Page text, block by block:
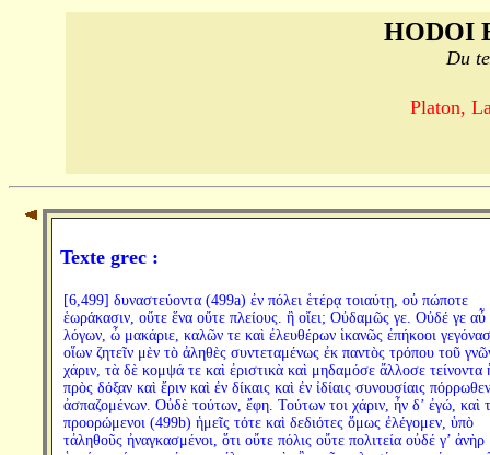
HODOI
Du
Platon,
Texte grec :
[6,499] δυναστεύοντα (499a) ἐν πόλει ἑτέρᾳ τοιαύτῃ, οὐ πώποτε
ἑωράκασιν, οὔτε ἕνα οὔτε πλείους. ἢ οἴει; Οὐδαμῶς γε. Οὐδέ γε αὖ
λόγων, ὦ μακάριε, καλῶν τε καὶ ἐλευθέρων ἱκανῶς ἐπήκοοι
οἵων ζητεῖν μὲν τὸ ἀληθὲς συντεταμένως ἐκ παντὸς τρόπου τοῦ
χάριν, τὰ δὲ κομψά τε καὶ ἐριστικὰ καὶ μηδαμόσε ἄλλοσε τείνοντα
πρὸς δόξαν καὶ ἔριν καὶ ἐν δίκαις καὶ ἐν ἰδίαις συνουσίαις πόρρωθεν
ἀσπαζομένων. Οὐδὲ τούτων, ἔφη. Τούτων τοι χάριν, ἦν δ’ ἐγώ, καὶ
προορώμενοι (499b) ἡμεῖς τότε καὶ δεδιότες ὅμως ἐλέγομεν, ὑπὸ
τἀληθοῦς ἠναγκασμένοι, ὅτι οὔτε πόλις οὔτε πολιτεία οὐδέ γ’ ἀνὴρ